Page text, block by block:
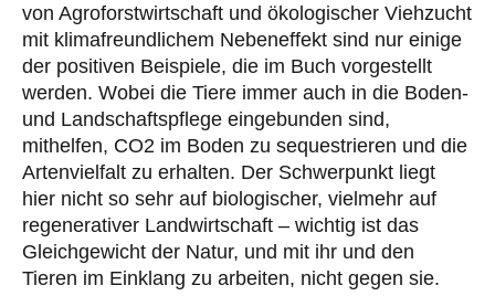
von Agroforstwirtschaft und ökologischer Viehzucht
mit klimafreundlichem Nebeneffekt sind nur einige
der positiven Beispiele, die im Buch vorgestellt
werden. Wobei die Tiere immer auch in die Boden-
und Landschaftspflege eingebunden sind,
mithelfen, CO2 im Boden zu sequestrieren und die
Artenvielfalt zu erhalten. Der Schwerpunkt liegt
hier nicht so sehr auf biologischer, vielmehr auf
regenerativer Landwirtschaft – wichtig ist das
Gleichgewicht der Natur, und mit ihr und den
Tieren im Einklang zu arbeiten, nicht gegen sie.